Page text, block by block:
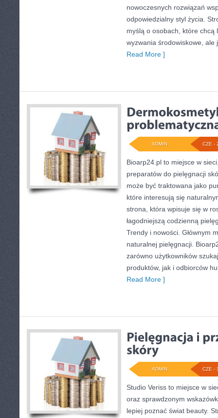
nowoczesnych rozwiązań
odpowiedzialny styl życia.
myślą o osobach, które chcą
wyzwania środowiskowe, ale
Read More ]
CZE -
ADMIN
Bioarp24.pl to miejsce w
preparatów do pielęgnacji
może być traktowana jako
które interesują się
strona, która wpisuje się w
łagodniejszą codzienną
Trendy i nowości. Głównym
naturalnej pielęgnacji.
zarówno użytkowników
produktów, jak i odbiorców
Read More ]
CZE -
ADMIN
Studio Veriss to miejsce w
oraz sprawdzonym
lepiej poznać świat beauty.